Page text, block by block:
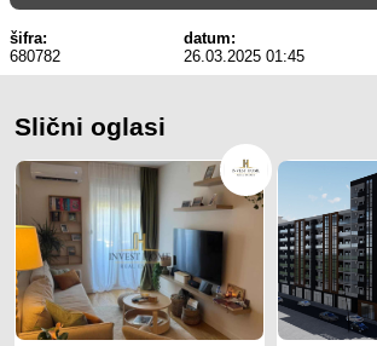
šifra:
680782
datum:
26.03.2025 01:45
Slični oglasi